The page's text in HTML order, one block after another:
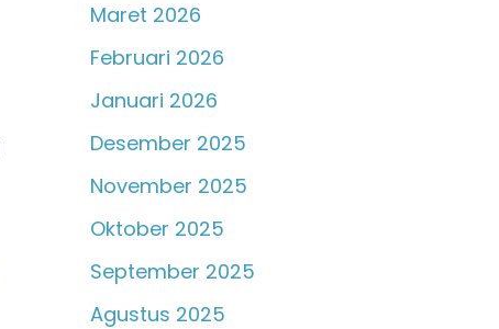
Maret 2026
Februari 2026
Januari 2026
Desember 2025
November 2025
Oktober 2025
September 2025
Agustus 2025